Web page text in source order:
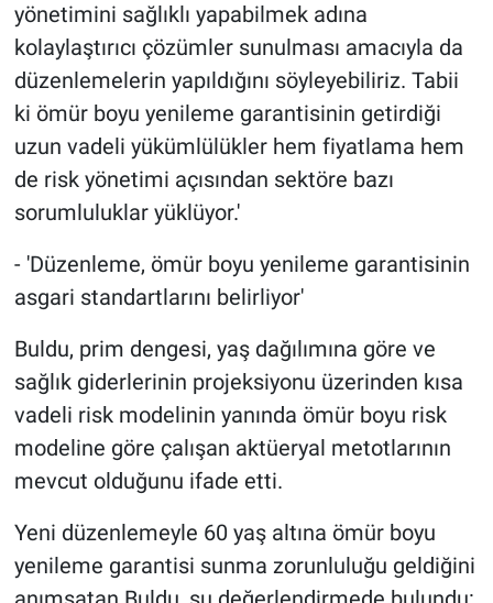
yönetimini sağlıklı yapabilmek adına
kolaylaştırıcı çözümler sunulması amacıyla da
düzenlemelerin yapıldığını söyleyebiliriz. Tabii
ki ömür boyu yenileme garantisinin getirdiği
uzun vadeli yükümlülükler hem fiyatlama hem
de risk yönetimi açısından sektöre bazı
sorumluluklar yüklüyor.'
- 'Düzenleme, ömür boyu yenileme garantisinin
asgari standartlarını belirliyor'
Buldu, prim dengesi, yaş dağılımına göre ve
sağlık giderlerinin projeksiyonu üzerinden kısa
vadeli risk modelinin yanında ömür boyu risk
modeline göre çalışan aktüeryal metotlarının
mevcut olduğunu ifade etti.
Yeni düzenlemeyle 60 yaş altına ömür boyu
yenileme garantisi sunma zorunluluğu geldiğini